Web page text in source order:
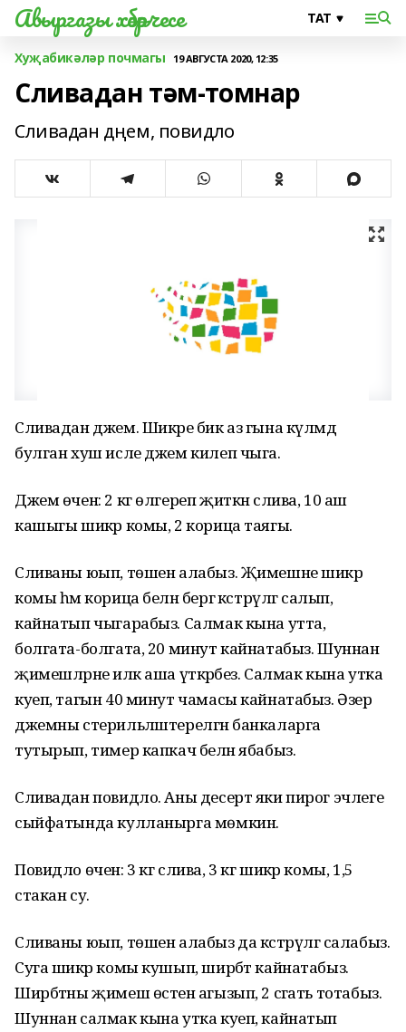
Авыргазы хәбәрчесе
Хуҗабикәләр почмагы 19 АВГУСТА 2020, 12:35
Сливадан тәм-томнар
Сливадан дңем, повидло
Сливадан джем. Шикәре бик аз гына күләмдә
булган хуш исле джем килеп чыга.
Джем өчен: 2 кг өлгереп җиткән слива, 10 аш
кашыгы шикәр комы, 2 корица таягы.
Сливаны юып, төшен алабыз. Җимешне шикәр
комы һәм корица белән бергә кәстрүлгә салып,
кайнатып чыгарабыз. Салмак кына утта,
болгата-болгата, 20 минут кайнатабыз. Шуннан
җимешләрне иләк аша үткәрәбез. Салмак кына утка
куеп, тагын 40 минут чамасы кайнатабыз. Әзер
джемны стерильләштерелгән банкаларга
тутырып, тимер капкач белән ябабыз.
Сливадан повидло. Аны десерт яки пирог эчлеге
сыйфатында кулланырга мөмкин.
Повидло өчен: 3 кг слива, 3 кг шикәр комы, 1,5
стакан су.
Сливаны юып, төшен алабыз да кәстрүлгә салабыз.
Суга шикәр комы кушып, ширбәт кайнатабыз.
Ширбәтны җимеш өстенә агызып, 2 сәгать тотабыз.
Шуннан салмак кына утка куеп, кайнатып